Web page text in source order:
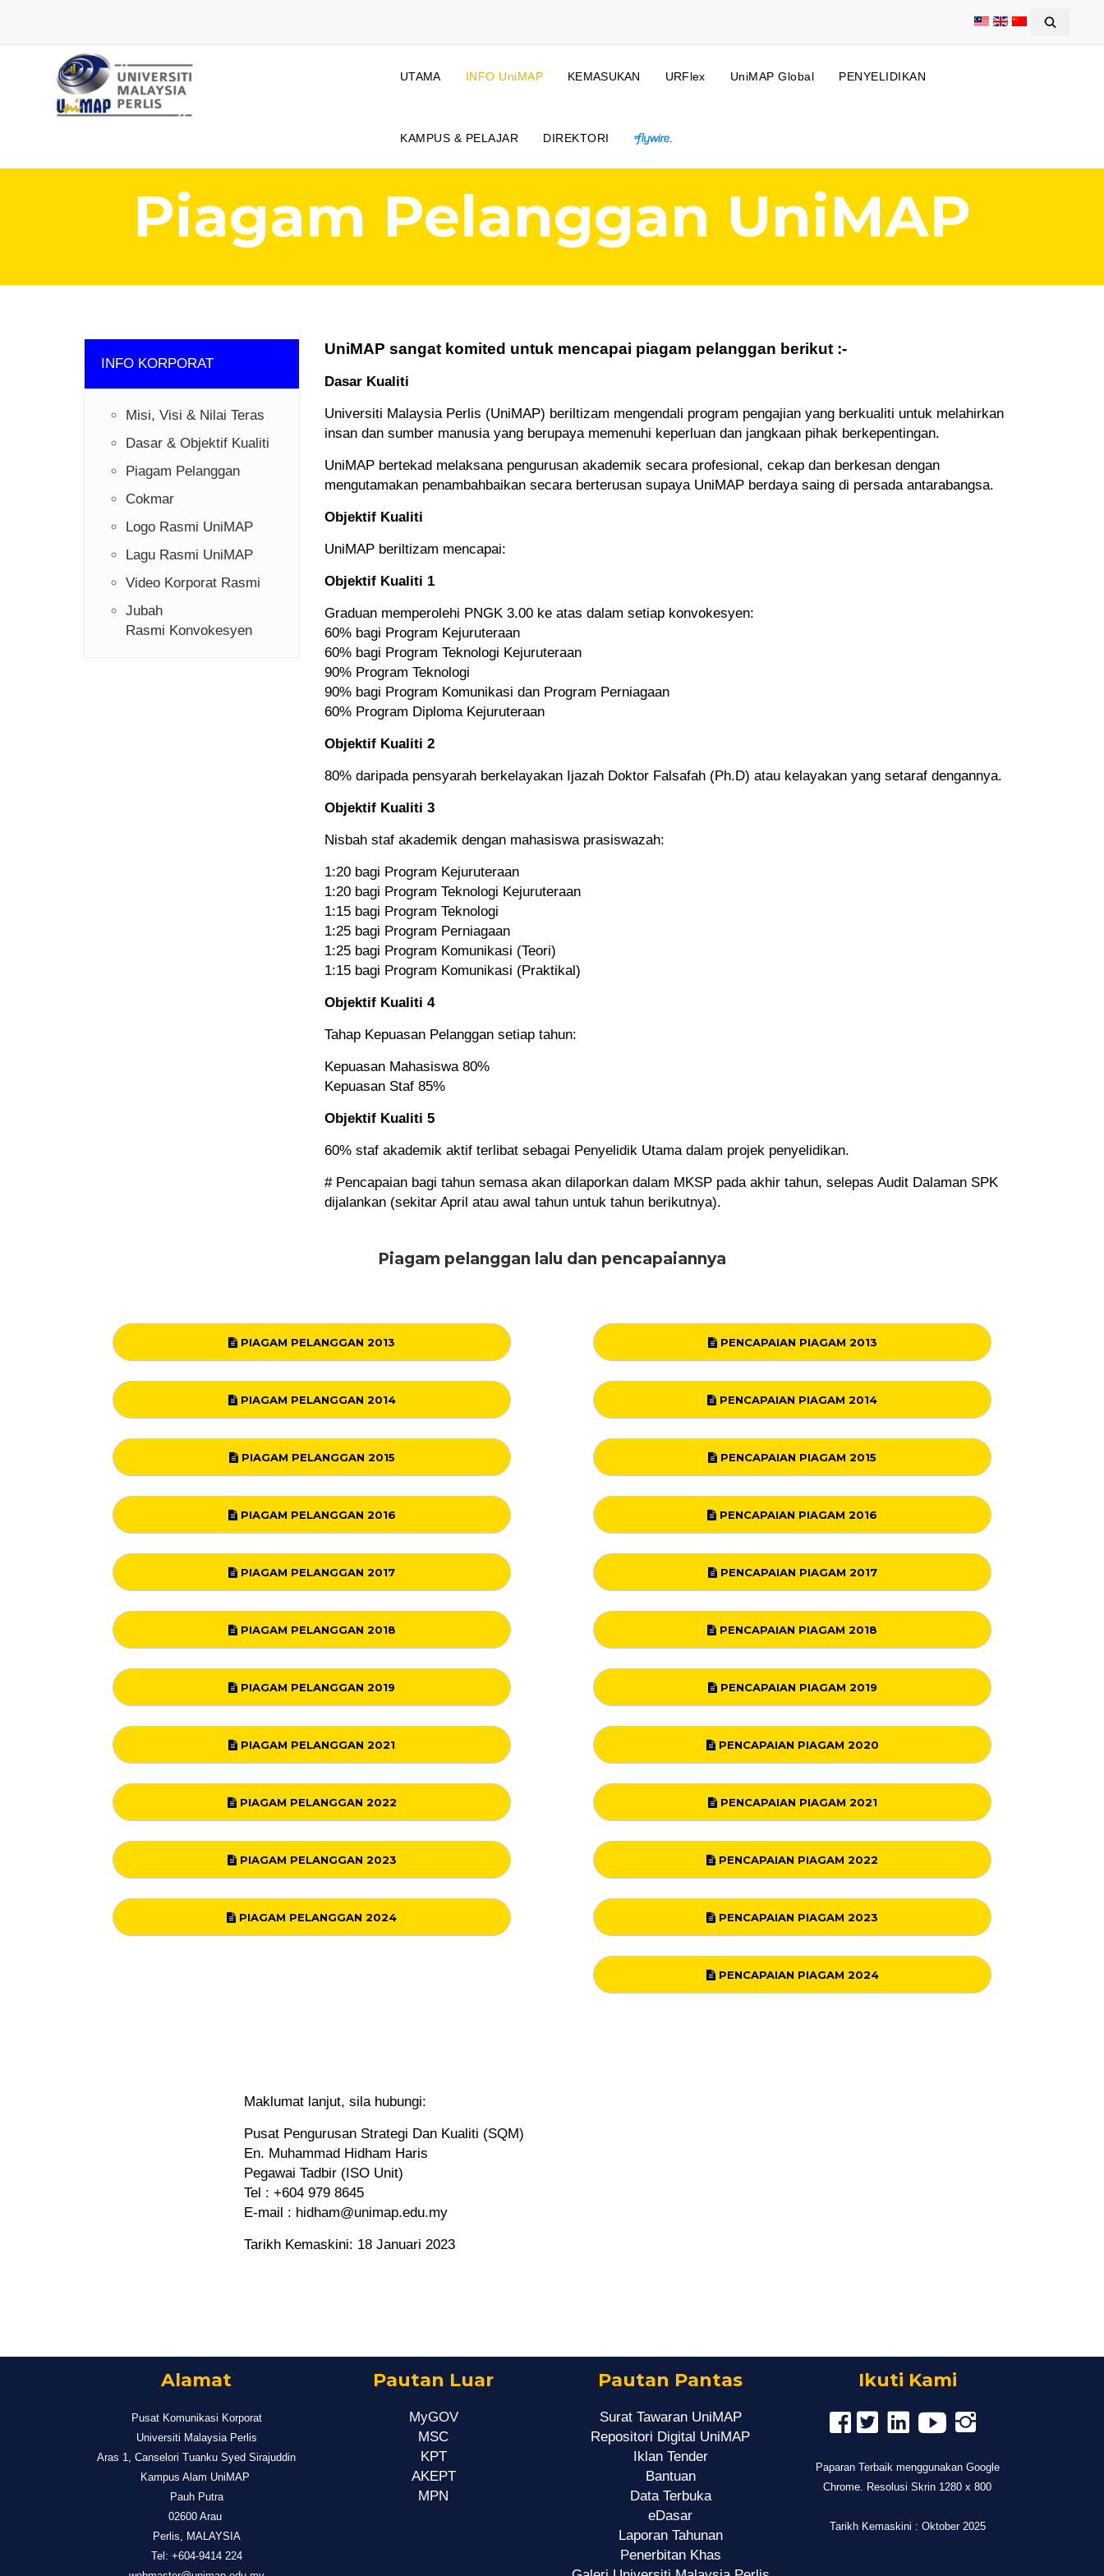
UTAMA INFO UniMAP KEMASUKAN URFlex UniMAP Global PENYELIDIKAN
KAMPUS & PELAJAR DIREKTORI .
Piagam Pelanggan UniMAP
INFO KORPORAT
Misi, Visi & Nilai Teras
Dasar & Objektif Kualiti
Piagam Pelanggan
Cokmar
Logo Rasmi UniMAP
Lagu Rasmi UniMAP
Video Korporat Rasmi
Jubah
Rasmi Konvokesyen
UniMAP sangat komited untuk mencapai piagam pelanggan berikut :-
Dasar Kualiti
Universiti Malaysia Perlis (UniMAP) beriltizam mengendali program pengajian yang berkualiti untuk melahirkan
insan dan sumber manusia yang berupaya memenuhi keperluan dan jangkaan pihak berkepentingan.
UniMAP bertekad melaksana pengurusan akademik secara profesional, cekap dan berkesan dengan
mengutamakan penambahbaikan secara berterusan supaya UniMAP berdaya saing di persada antarabangsa.
Objektif Kualiti
UniMAP beriltizam mencapai:
Objektif Kualiti 1
Graduan memperolehi PNGK 3.00 ke atas dalam setiap konvokesyen:
60% bagi Program Kejuruteraan
60% bagi Program Teknologi Kejuruteraan
90% Program Teknologi
90% bagi Program Komunikasi dan Program Perniagaan
60% Program Diploma Kejuruteraan
Objektif Kualiti 2
80% daripada pensyarah berkelayakan Ijazah Doktor Falsafah (Ph.D) atau kelayakan yang setaraf dengannya.
Objektif Kualiti 3
Nisbah staf akademik dengan mahasiswa prasiswazah:
1:20 bagi Program Kejuruteraan
1:20 bagi Program Teknologi Kejuruteraan
1:15 bagi Program Teknologi
1:25 bagi Program Perniagaan
1:25 bagi Program Komunikasi (Teori)
1:15 bagi Program Komunikasi (Praktikal)
Objektif Kualiti 4
Tahap Kepuasan Pelanggan setiap tahun:
Kepuasan Mahasiswa 80%
Kepuasan Staf 85%
Objektif Kualiti 5
60% staf akademik aktif terlibat sebagai Penyelidik Utama dalam projek penyelidikan.
# Pencapaian bagi tahun semasa akan dilaporkan dalam MKSP pada akhir tahun, selepas Audit Dalaman SPK
dijalankan (sekitar April atau awal tahun untuk tahun berikutnya).
Piagam pelanggan lalu dan pencapaiannya
PIAGAM PELANGGAN 2013
PIAGAM PELANGGAN 2014
PIAGAM PELANGGAN 2015
PIAGAM PELANGGAN 2016
PIAGAM PELANGGAN 2017
PIAGAM PELANGGAN 2018
PIAGAM PELANGGAN 2019
PIAGAM PELANGGAN 2021
PIAGAM PELANGGAN 2022
PIAGAM PELANGGAN 2023
PIAGAM PELANGGAN 2024
PENCAPAIAN PIAGAM 2013
PENCAPAIAN PIAGAM 2014
PENCAPAIAN PIAGAM 2015
PENCAPAIAN PIAGAM 2016
PENCAPAIAN PIAGAM 2017
PENCAPAIAN PIAGAM 2018
PENCAPAIAN PIAGAM 2019
PENCAPAIAN PIAGAM 2020
PENCAPAIAN PIAGAM 2021
PENCAPAIAN PIAGAM 2022
PENCAPAIAN PIAGAM 2023
PENCAPAIAN PIAGAM 2024
Maklumat lanjut, sila hubungi:
Pusat Pengurusan Strategi Dan Kualiti (SQM)
En. Muhammad Hidham Haris
Pegawai Tadbir (ISO Unit)
Tel : +604 979 8645
E-mail : hidham@unimap.edu.my
Tarikh Kemaskini: 18 Januari 2023
Alamat
Pusat Komunikasi Korporat
Universiti Malaysia Perlis
Aras 1, Canselori Tuanku Syed Sirajuddin
Kampus Alam UniMAP
Pauh Putra
02600 Arau
Perlis, MALAYSIA
Tel: +604-9414 224
Pautan Luar
MyGOV
MSC
KPT
AKEPT
MPN
Pautan Pantas
Surat Tawaran UniMAP
Repositori Digital UniMAP
Iklan Tender
Bantuan
Data Terbuka
eDasar
Laporan Tahunan
Penerbitan Khas
Ikuti Kami
Paparan Terbaik menggunakan Google
Chrome. Resolusi Skrin 1280 x 800
Tarikh Kemaskini : Oktober 2025